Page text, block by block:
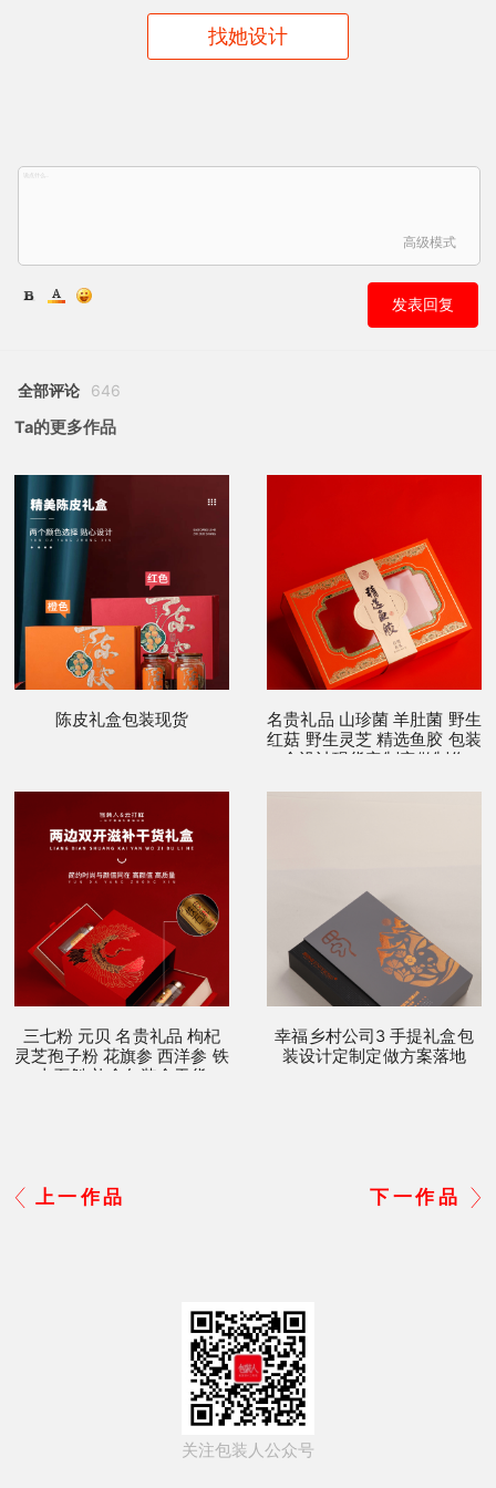
找她设计
高级模式
发表回复
全部评论 646
Ta的更多作品
陈皮礼盒包装现货
名贵礼品 山珍菌 羊肚菌 野生
红菇 野生灵芝 精选鱼胶 包装
盒设计现货定制定做制作
三七粉 元贝 名贵礼品 枸杞
灵芝孢子粉 花旗参 西洋参 铁
皮石斛 礼盒包装盒干货
幸福乡村公司3 手提礼盒包
装设计定制定做方案落地
上一作品 下一作品
关注包装人公众号